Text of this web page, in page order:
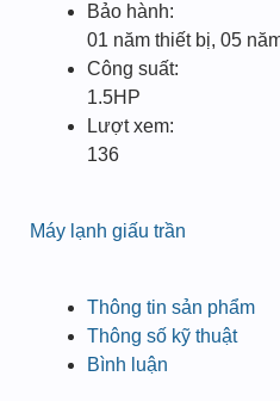
Bảo hành:
01 năm thiết bị, 05
Công suất:
1.5HP
Lượt xem:
136
Máy lạnh giấu trần
Thông tin sản phẩm
Thông số kỹ thuật
Bình luận